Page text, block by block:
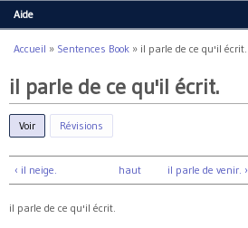
Aide
Vous êtes ici
Accueil » Sentences Book » il parle de ce qu'il écrit.
il parle de ce qu'il écrit.
Voir (onglet actif)
Révisions
‹ il neige. haut il parle de venir. ›
il parle de ce qu'il écrit.